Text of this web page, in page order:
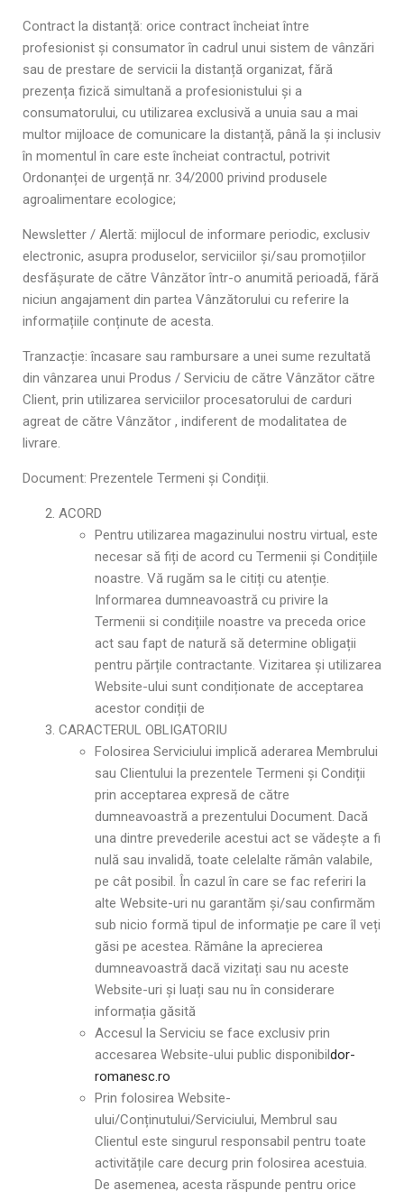
Contract la distanță: orice contract încheiat între
profesionist și consumator în cadrul unui sistem de vânzări
sau de prestare de servicii la distanță organizat, fără
prezența fizică simultană a profesionistului și a
consumatorului, cu utilizarea exclusivă a unuia sau a mai
multor mijloace de comunicare la distanță, până la și inclusiv
în momentul în care este încheiat contractul, potrivit
Ordonanței de urgență nr. 34/2000 privind produsele
agroalimentare ecologice;
Newsletter / Alertă: mijlocul de informare periodic, exclusiv
electronic, asupra produselor, serviciilor și/sau promoțiilor
desfășurate de către Vânzător într-o anumită perioadă, fără
niciun angajament din partea Vânzătorului cu referire la
informațiile conținute de acesta.
Tranzacție: încasare sau rambursare a unei sume rezultată
din vânzarea unui Produs / Serviciu de către Vânzător către
Client, prin utilizarea serviciilor procesatorului de carduri
agreat de către Vânzător , indiferent de modalitatea de
livrare.
Document: Prezentele Termeni și Condiții.
ACORD
Pentru utilizarea magazinului nostru virtual, este
necesar să fiți de acord cu Termenii și Condițiile
noastre. Vă rugăm sa le citiți cu atenție.
Informarea dumneavoastră cu privire la
Termenii si condițiile noastre va preceda orice
act sau fapt de natură să determine obligații
pentru părțile contractante. Vizitarea și utilizarea
Website-ului sunt condiționate de acceptarea
acestor condiții de
CARACTERUL OBLIGATORIU
Folosirea Serviciului implică aderarea Membrului
sau Clientului la prezentele Termeni și Condiții
prin acceptarea expresă de către
dumneavoastră a prezentului Document. Dacă
una dintre prevederile acestui act se vădește a fi
nulă sau invalidă, toate celelalte rămân valabile,
pe cât posibil. În cazul în care se fac referiri la
alte Website-uri nu garantăm și/sau confirmăm
sub nicio formă tipul de informație pe care îl veți
găsi pe acestea. Rămâne la aprecierea
dumneavoastră dacă vizitați sau nu aceste
Website-uri și luați sau nu în considerare
informația găsită
Accesul la Serviciu se face exclusiv prin
accesarea Website-ului public disponibildor-
romanesc.ro
Prin folosirea Website-
ului/Conținutului/Serviciului, Membrul sau
Clientul este singurul responsabil pentru toate
activitățile care decurg prin folosirea acestuia.
De asemenea, acesta răspunde pentru orice